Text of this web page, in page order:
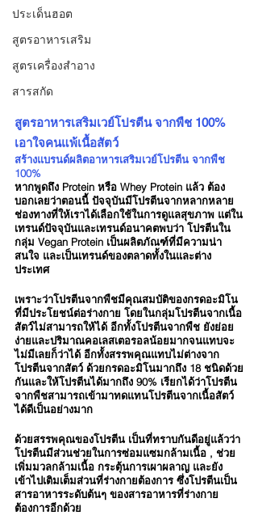
ประเด็นฮอต
สูตรอาหารเสริม
สูตรเครื่องสำอาง
สารสกัด
สูตรอาหารเสริมเวย์โปรตีน จากพืช 100%
เอาใจคนแพ้เนื้อสัตว์
สร้างแบรนด์ผลิตอาหารเสริมเวย์โปรตีน จากพืช
100%
หากพูดถึง Protein หรือ Whey Protein แล้ว ต้อง
บอกเลยว่าตอนนี้ ปัจจุบันมีโปรตีนจากหลากหลาย
ช่องทางที่ให้เราได้เลือกใช้ในการดูแลสุขภาพ แต่ใน
เทรนด์ปัจจุบันและเทรนด์อนาคตพบว่า โปรตีนใน
กลุ่ม Vegan Protein เป็นผลิตภัณฑ์ที่มีความน่า
สนใจ และเป็นเทรนด์ของตลาดทั้งในและต่าง
ประเทศ
เพราะว่าโปรตีนจากพืชมีคุณสมบัติของกรดอะมิโน
ที่มีประโยชน์ต่อร่างกาย โดยในกลุ่มโปรตีนจากเนื้อ
สัตว์ไม่สามารถให้ได้ อีกทั้งโปรตีนจากพืช ยังย่อย
ง่ายและปริมาณคอเลสเตอรอลน้อยมากจนแทบจะ
ไม่มีเลยก็ว่าได้ อีกทั้งสรรพคุณแทบไม่ต่างจาก
โปรตีนจากสัตว์ ด้วยกรดอะมิโนมากถึง 18 ชนิดด้วย
กันและให้โปรตีนได้มากถึง 90% เรียกได้ว่าโปรตีน
จากพืชสามารถเข้ามาทดแทนโปรตีนจากเนื้อสัตว์
ได้ดีเป็นอย่างมาก
ด้วยสรรพคุณของโปรตีน เป็นที่ทราบกันดีอยู่แล้วว่า
โปรตีนมีส่วนช่วยในการซ่อมแซมกล้ามเนื้อ , ช่วย
เพิ่มมวลกล้ามเนื้อ กระตุ้นการเผาผลาญ และยัง
เข้าไปเติมเต็มส่วนที่ร่างกายต้องการ ซึ่งโปรตีนเป็น
สารอาหารระดับต้นๆ ของสารอาหารที่ร่างกาย
ต้องการอีกด้วย